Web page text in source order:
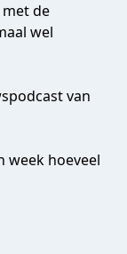
de
wel
van
week hoeveel